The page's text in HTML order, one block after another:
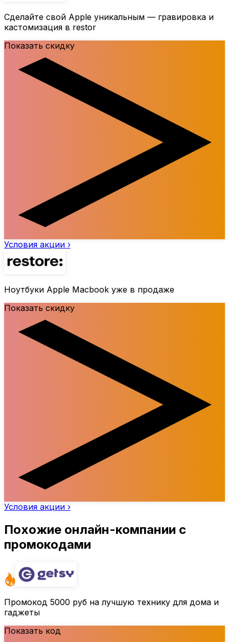
Сделайте свой Apple уникальным — гравировка и
кастомизация в restor
Показать скидку
Условия акции ›
Ноутбуки Apple Macbook уже в продаже
Показать скидку
Условия акции ›
Похожие онлайн-компании с
промокодами
Промокод 5000 руб на лучшую технику для дома и
гаджеты
Показать код